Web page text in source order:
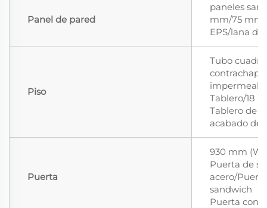
Panel de pared
paneles
mm/75 mm
EPS/lana de
Piso
Tubo
Tablero/18
Tablero de
acabado de
Puerta
930 mm
Puerta de
acero/
sandwich
Puerta con